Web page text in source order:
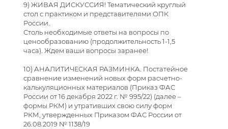
9) ЖИВАЯ ДИСКУССИЯ! Тематический круглый
стол с практиком и представителями ОПК
России.
Столь необходимые ответы на вопросы по
ценообразованию (продолжительность 1-1,5
часа). Ждем ваши вопросы заранее!
10) АНАЛИТИЧЕСКАЯ РАЗМИНКА. Постатейное
сравнение изменений новых форм расчетно-
калькуляционных материалов (Приказ ФАС
России от 16 декабря 2022 г. № 995/22) (далее –
формы РКМ) и утративших свою силу форм
РКМ, утвержденных Приказом ФАС России от
26.08.2019 № 1138/19